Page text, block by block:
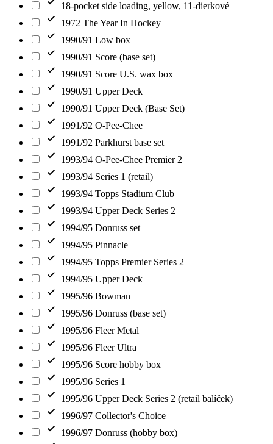
18-pocket side loading, yellow, 11-dierkové
1972 The Year In Hockey
1990/91 Low box
1990/91 Score (base set)
1990/91 Score U.S. wax box
1990/91 Upper Deck
1990/91 Upper Deck (Base Set)
1991/92 O-Pee-Chee
1991/92 Parkhurst base set
1993/94 O-Pee-Chee Premier 2
1993/94 Series 1 (retail)
1993/94 Topps Stadium Club
1993/94 Upper Deck Series 2
1994/95 Donruss set
1994/95 Pinnacle
1994/95 Topps Premier Series 2
1994/95 Upper Deck
1995/96 Bowman
1995/96 Donruss (base set)
1995/96 Fleer Metal
1995/96 Fleer Ultra
1995/96 Score hobby box
1995/96 Series 1
1995/96 Upper Deck Series 2 (retail balíček)
1996/97 Collector's Choice
1996/97 Donruss (hobby box)